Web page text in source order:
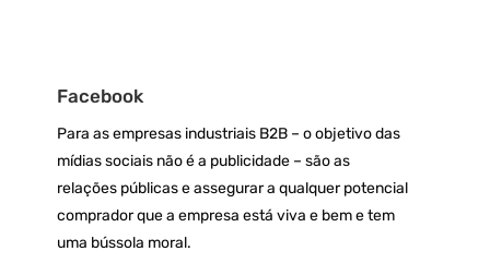
Facebook
Para as empresas industriais B2B – o objetivo das
mídias sociais não é a publicidade – são as
relações públicas e assegurar a qualquer potencial
comprador que a empresa está viva e bem e tem
uma bússola moral.